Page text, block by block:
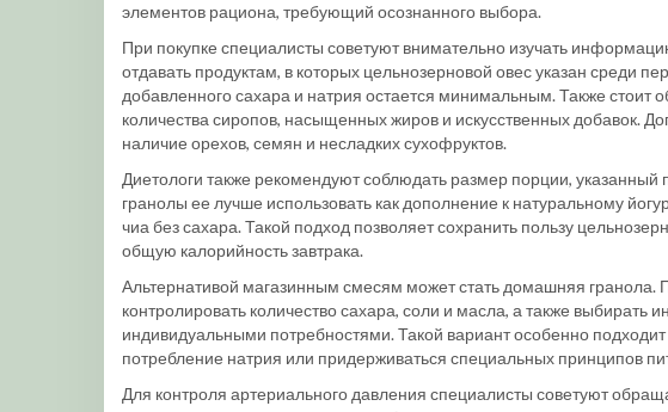
элементов рациона, требующий осознанного выбора.
При покупке специалисты советуют внимательно изучать
отдавать продуктам, в которых цельнозерновой овес указан среди
добавленного сахара и натрия остается минимальным. Также стоит
количества сиропов, насыщенных жиров и искусственных добавок.
наличие орехов, семян и несладких сухофруктов.
Диетологи также рекомендуют соблюдать размер порции,
гранолы ее лучше использовать как дополнение к натуральному
чиа без сахара. Такой подход позволяет сохранить пользу
общую калорийность завтрака.
Альтернативой магазинным смесям может стать домашняя
контролировать количество сахара, соли и масла, а также выбирать
индивидуальными потребностями. Такой вариант особенно
потребление натрия или придерживаться специальных принципов
Для контроля артериального давления специалисты советуют